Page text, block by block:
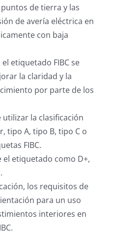
de tierra y las
de avería eléctrica en
con baja
etiquetado FIBC se
la claridad y la
por parte de los
utilizar la clasificación
tipo A, tipo B, tipo C o
FIBC.
el etiquetado como D+,
los requisitos de
para un uso
interiores en